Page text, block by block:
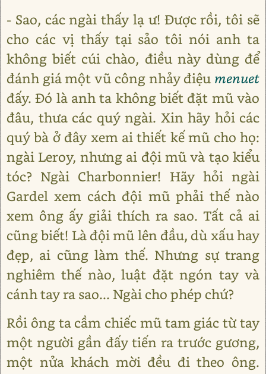
- Sao, các ngài thấy lạ ư! Được rồi, tôi sẽ
cho các vị thấy tại sảo tôi nói anh ta
không biết cúi chào, điều này dùng để
đánh giá một vũ công nhảy điệu menuet
đấy. Đó là anh ta không biết đặt mũ vào
đâu, thưa các quý ngài. Xin hãy hỏi các
quý bà ở đây xem ai thiết kế mũ cho họ:
ngài Leroy, nhưng ai đội mũ và tạo kiểu
tóc? Ngài Charbonnier! Hãy hỏi ngài
Gardel xem cách đội mũ phải thế nào
xem ông ấy giải thích ra sao. Tất cả ai
cũng biết! Là đội mũ lên đầu, dù xấu hay
đẹp, ai cũng làm thế. Nhưng sự trang
nghiêm thế nào, luật đặt ngón tay và
cánh tay ra sao... Ngài cho phép chứ?
Rồi ông ta cầm chiếc mũ tam giác từ tay
một người gần đấy tiến ra trước gương,
một nửa khách mời đều đi theo ông.